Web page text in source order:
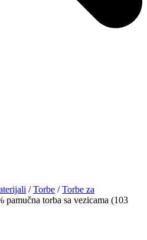
/Torbe /Torbe za
torba sa vezicama (103